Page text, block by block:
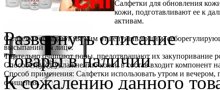
Салфетки для обновления
кожи, подготавливают ее к
активам.
Салфетки обладают мягким отшелушивающим,
высыпаний на лице.
Тщательно очищают поры, предотвращают их
Способствуют увлажнению кожи, в состав входит компонент
Способ применения: Салфетки использовать утром и вечером,
очищения.
Развернуть описание
Товары в наличии
К сожалению данного